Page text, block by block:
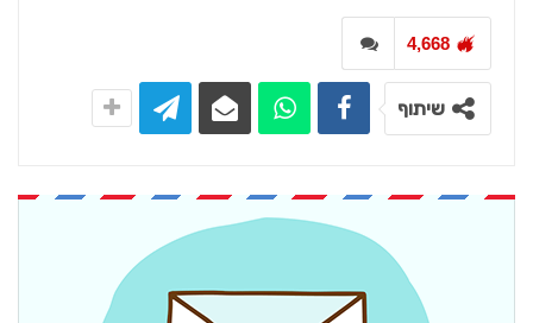
4,668
שיתוף